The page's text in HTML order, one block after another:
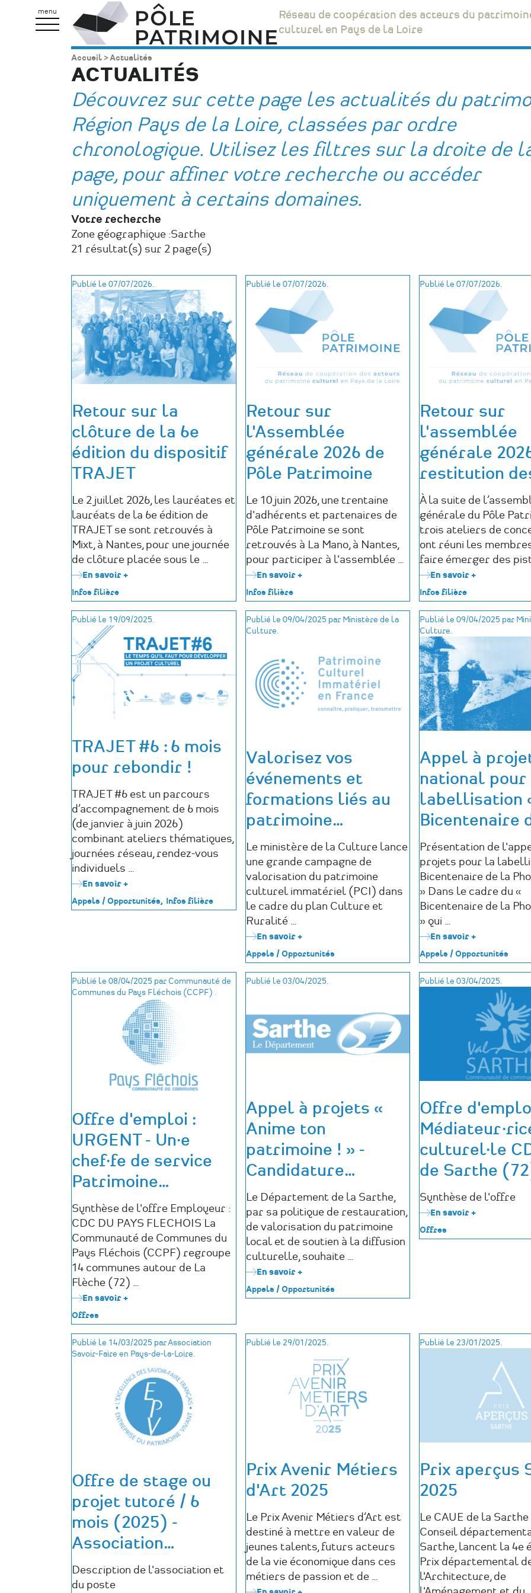
menu
Pôle
Patrimoine
Réseau de coopération des acteurs du
culturel en Pays de la Loire
Fil
d'Ariane
Accueil Actualités
ACTUALITÉS
Découvrez sur cette page les actualités du
Région Pays de la Loire, classées par ordre
chronologique. Utilisez les filtres sur la droite de
page, pour affiner votre recherche ou accéder
uniquement à certains domaines.
Votre recherche
Zone géographique :Sarthe
21 résultat(s) sur 2 page(s)
Publié le 07/07/2026.
Retour sur la
clôture de la 6e
édition du dispositif
TRAJET
Le 2 juillet 2026, les lauréates et
lauréats de la 6e édition de
TRAJET se sont retrouvés à
Mixt, à Nantes, pour une journée
de clôture placée sous le …
En savoir +
la
clôture
la
6e
édition
du
dispositif
TRAJET
Infos filière
Publié le 07/07/2026.
Retour sur
l'Assemblée
générale 2026 de
Pôle Patrimoine
Le 10 juin 2026, une trentaine
d'adhérents et partenaires de
Pôle Patrimoine se sont
retrouvés à La Mano, à Nantes,
pour participer à l'assemblée …
En savoir +sur
l'Assemblée
générale
Patrimoine
Infos filière
Publié le 07/07/2026.
Retour sur
l'assemblée
générale
restitution
À la suite de
générale du Pôle
trois ateliers de
ont réuni les
faire émerger des
En savoir +
l'assemblée
générale
des
ateliers
de
concertation
Infos filière
Publié le 19/09/2025.
TRAJET #6 : 6 mois
pour rebondir !
TRAJET #6 est un parcours
d’accompagnement de 6 mois
(de janvier à juin 2026)
combinant ateliers thématiques,
journées réseau, rendez-vous
individuels …
En savoir +
TRAJET
#6
!
Appels / Opportunités Infos filière
Publié le 09/04/2025 par Ministère de la
Culture.
Valorisez vos
événements et
formations liés au
patrimoine…
Le ministère de la Culture lance
une grande campagne de
valorisation du patrimoine
culturel immatériel (PCI) dans
le cadre du plan Culture et
Ruralité …
En savoir +sur
Valorisez
vos
événements
et
au
patrimoine
culturel
immatériel
Appels / Opportunités
Publié le 09/04/2025 par
Culture.
Appel à
national pour
labellisation
Bicentenaire
Présentation de
projets pour la
Bicentenaire de la
» Dans le cadre du «
Bicentenaire de la
» qui …
En savoir +
à
projet
national
pour
labellisation
«
Bicentenaire
de
la
»
Candidature
jusqu'au
01/06/25
Appels / Opportunités
Publié le 08/04/2025 par Communauté de
Communes du Pays Fléchois (CCPF) .
Offre d'emploi :
URGENT - Un·e
chef·fe de service
Patrimoine…
Synthèse de l'offre Employeur :
CDC DU PAYS FLECHOIS La
Communauté de Communes du
Pays Fléchois (CCPF) regroupe
14 communes autour de La
Flèche (72) …
En savoir +
:
URGENT
chef·fe
de
service
Patrimoine
Naturel
(72)
Offres
Publié le 03/04/2025.
Appel à projets «
Anime ton
patrimoine ! » -
Candidature…
Le Département de la Sarthe,
par sa politique de restauration,
de valorisation du patrimoine
local et de soutien à la diffusion
culturelle, souhaite …
En savoir +sur
à
ton
-
Candidature
jusqu'au
09/05/2025
Appels / Opportunités
Publié le 03/04/2025.
Offre
culturel·le
de Sarthe
Synthèse de l'offre
En savoir +
-
Candidature
25/04/2025
Offres
Publié le 14/03/2025 par Association
Savoir-Faire en Pays-de-la-Loire.
Offre de stage ou
projet tutoré / 6
mois (2025) -
Association…
Description de l'association et
du poste
Publié le 29/01/2025.
Prix Avenir Métiers
d'Art 2025
Le Prix Avenir Métiers d’Art est
destiné à mettre en valeur de
jeunes talents, futurs acteurs
de la vie économique dans ces
métiers de passion et de …
Publié le 23/01/2025.
Prix aperçus
2025
Le CAUE de la
Conseil
Sarthe, lancent la 4e
Prix départemental
l'Architecture, de